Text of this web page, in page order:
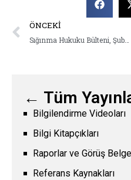
← Tüm
Bilgilendirme Videoları
Bilgi Kitapçıkları
Raporlar ve Görüş
Referans Kaynakları
ÖNCEKI
Sığınma Hukuku Bülteni, Şubat 2024